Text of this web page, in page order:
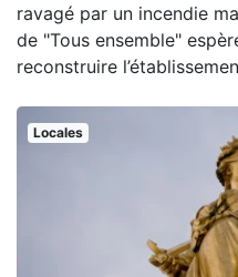
ravagé par un incendie
de "Tous ensemble"
reconstruire
Locales